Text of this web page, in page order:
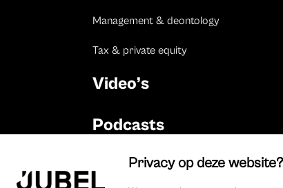
Management & deontology
Tax & private equity
Video’s
Podcasts